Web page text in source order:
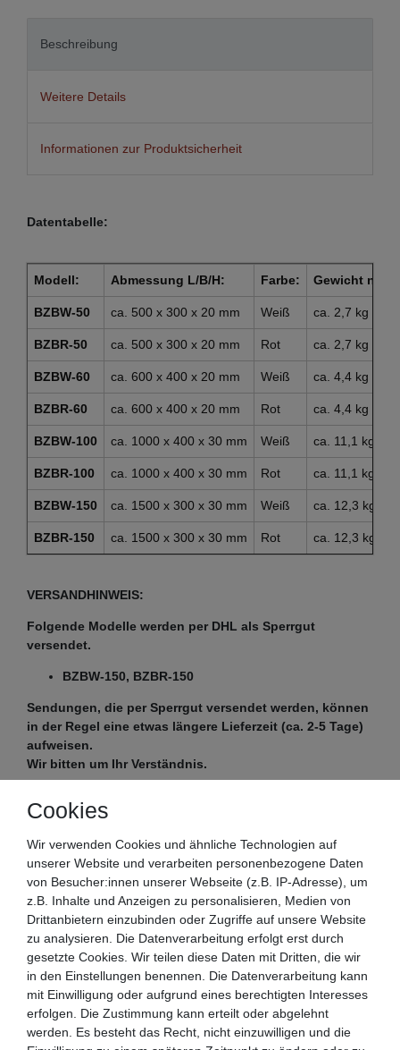
Beschreibung
Weitere Details
Informationen zur Produktsicherheit
Datentabelle:
Modell: Abmessung L/B/H: Farbe: Gewicht
BZBW-50 ca. 500 x 300 x 20 mm Weiß ca. 2,7 kg
BZBR-50 ca. 500 x 300 x 20 mm Rot ca. 2,7 kg
BZBW-60 ca. 600 x 400 x 20 mm Weiß ca. 4,4 kg
BZBR-60 ca. 600 x 400 x 20 mm Rot ca. 4,4 kg
BZBW-100 ca. 1000 x 400 x 30 mm Weiß ca. 11,1 kg
BZBR-100 ca. 1000 x 400 x 30 mm Rot ca. 11,1 kg
BZBW-150 ca. 1500 x 300 x 30 mm Weiß ca. 12,3 kg
BZBR-150 ca. 1500 x 300 x 30 mm Rot ca. 12,3 kg
VERSANDHINWEIS:
Folgende Modelle werden per DHL als Sperrgut
versendet.
BZBW-150, BZBR-150
Sendungen, die per Sperrgut versendet werden, können
in der Regel eine etwas längere Lieferzeit (ca. 2-5 Tage)
aufweisen.
Wir bitten um Ihr Verständnis.
Beeketal Schneidebrett in verschiedenen
Ausführungen! Die entsprechende Ausführung können
Sie oben in diesem Angebot auswählen!
Cookies
Wir verwenden Cookies und ähnliche Technologien auf
unserer Website und verarbeiten personenbezogene Daten
von Besucher:innen unserer Webseite (z.B. IP-Adresse), um
z.B. Inhalte und Anzeigen zu personalisieren, Medien von
Drittanbietern einzubinden oder Zugriffe auf unsere Website
zu analysieren. Die Datenverarbeitung erfolgt erst durch
gesetzte Cookies. Wir teilen diese Daten mit Dritten, die wir
in den Einstellungen benennen. Die Datenverarbeitung kann
mit Einwilligung oder aufgrund eines berechtigten Interesses
erfolgen. Die Zustimmung kann erteilt oder abgelehnt
werden. Es besteht das Recht, nicht einzuwilligen und die